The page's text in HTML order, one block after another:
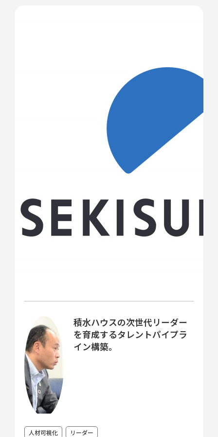
積水ハウスの次世代リーダー
を育成するタレントパイプラ
イン構築。
人材可視化 リーダー